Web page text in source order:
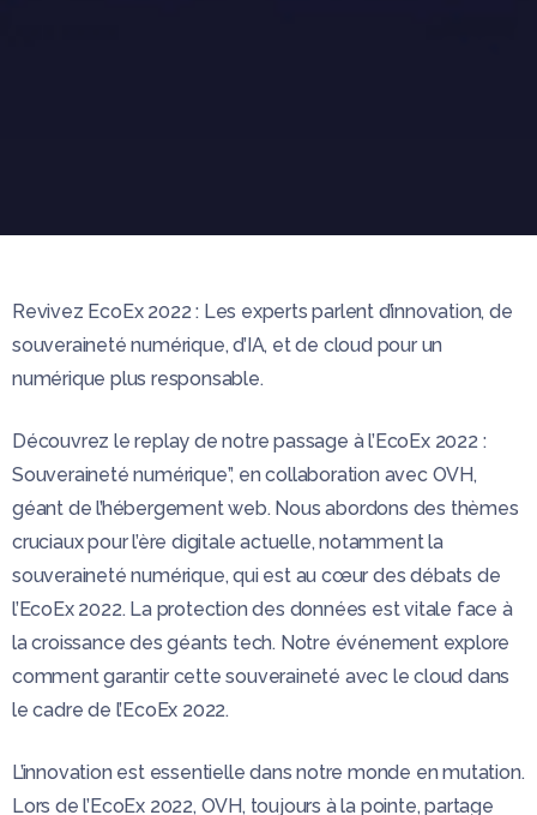
Revivez EcoEx 2022 : Les experts parlent d’innovation, de
souveraineté numérique, d’IA, et de cloud pour un
numérique plus responsable.
Découvrez le replay de notre passage à l’EcoEx 2022 :
Souveraineté numérique”, en collaboration avec OVH,
géant de l’hébergement web. Nous abordons des thèmes
cruciaux pour l’ère digitale actuelle, notamment la
souveraineté numérique, qui est au cœur des débats de
l’EcoEx 2022. La protection des données est vitale face à
la croissance des géants tech. Notre événement explore
comment garantir cette souveraineté avec le cloud dans
le cadre de l’EcoEx 2022.
L’innovation est essentielle dans notre monde en mutation.
Lors de l’EcoEx 2022, OVH, toujours à la pointe, partage